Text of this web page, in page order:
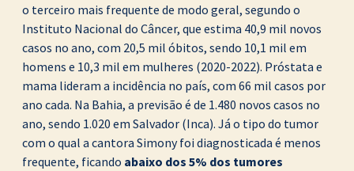
o terceiro mais frequente de modo geral, segundo o
Instituto Nacional do Câncer, que estima 40,9 mil novos
casos no ano, com 20,5 mil óbitos, sendo 10,1 mil em
homens e 10,3 mil em mulheres (2020-2022). Próstata e
mama lideram a incidência no país, com 66 mil casos por
ano cada. Na Bahia, a previsão é de 1.480 novos casos no
ano, sendo 1.020 em Salvador (Inca). Já o tipo do tumor
com o qual a cantora Simony foi diagnosticada é menos
frequente, ficando abaixo dos 5% dos tumores